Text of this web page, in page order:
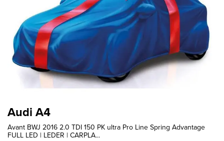
Audi A4
Avant BWJ 2016 2.0 TDI 150 PK ultra Pro Line Spring Advantage
FULL LED | LEDER | CARPLA...